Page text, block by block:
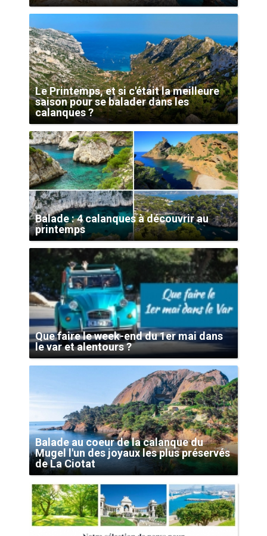
Le Printemps, et si c'était la meilleure
saison pour se balader dans les
calanques ?
Balade : 4 calanques à découvrir au
printemps
Que faire le week-end du 1er mai dans
le var et alentours ?
Balade au coeur de la calanque du
Mugel l'un des joyaux les plus préservés
de La Ciotat